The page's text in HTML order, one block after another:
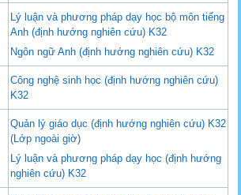
Lý luận và phương pháp dạy học bộ môn tiếng
Anh (định hướng nghiên cứu) K32
Ngôn ngữ Anh (định hướng nghiên cứu) K32
Công nghệ sinh học (định hướng nghiên cứu)
K32
Quản lý giáo dục (định hướng nghiên cứu) K32
(Lớp ngoài giờ)
Lý luận và phương pháp dạy học (định hướng
nghiên cứu) K32